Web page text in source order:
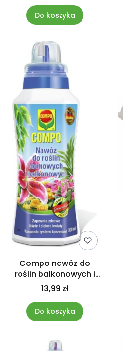
Do koszyka
Compo nawóz do
roślin balkonowych i
domowych 500ml
13,99 zł
Do koszyka